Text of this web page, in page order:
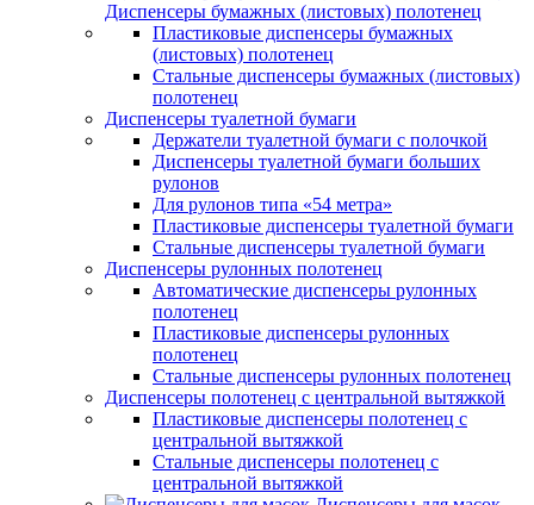
Диспенсеры бумажных (листовых) полотенец
Пластиковые диспенсеры бумажных
(листовых) полотенец
Стальные диспенсеры бумажных (листовых)
полотенец
Диспенсеры туалетной бумаги
Держатели туалетной бумаги с полочкой
Диспенсеры туалетной бумаги больших
рулонов
Для рулонов типа «54 метра»
Пластиковые диспенсеры туалетной бумаги
Стальные диспенсеры туалетной бумаги
Диспенсеры рулонных полотенец
Автоматические диспенсеры рулонных
полотенец
Пластиковые диспенсеры рулонных
полотенец
Стальные диспенсеры рулонных полотенец
Диспенсеры полотенец с центральной вытяжкой
Пластиковые диспенсеры полотенец с
центральной вытяжкой
Стальные диспенсеры полотенец с
центральной вытяжкой